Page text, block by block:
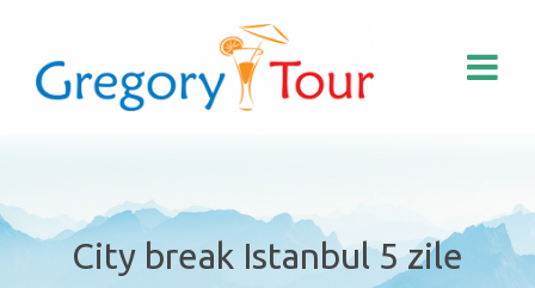
City break Istanbul 5 zile